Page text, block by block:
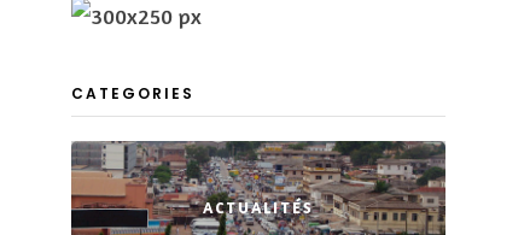
CATEGORIES
ACTUALITÉS